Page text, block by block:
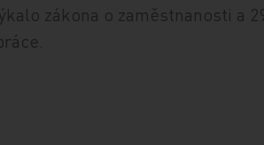
zákona o zaměstnanosti a